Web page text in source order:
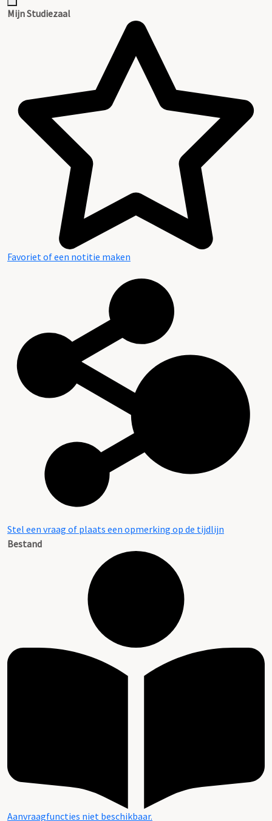
Mijn Studiezaal
Favoriet of een notitie maken
Stel een vraag of plaats een opmerking op de tijdlijn
Bestand
Aanvraagfuncties niet beschikbaar.